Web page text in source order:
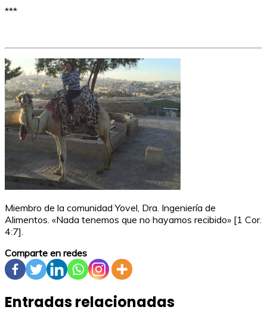
***
Miembro de la comunidad Yovel, Dra. Ingeniería de
Alimentos. «Nada tenemos que no hayamos recibido» [1 Cor.
4:7].
Comparte en redes
Entradas relacionadas